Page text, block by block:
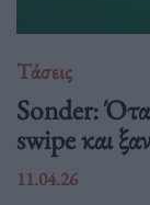
Τάσεις
Sonder:
swipe και
11.04.26